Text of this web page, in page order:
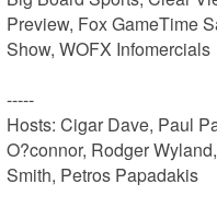
Preview, Fox GameTime
Show, WOFX Infomercials
-----
Hosts: Cigar Dave, Paul
O?connor, Rodger
Smith, Petros Papadakis